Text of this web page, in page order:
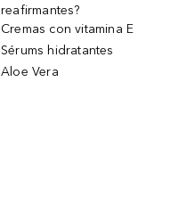
reafirmantes?
Cremas con vitamina E
Sérums hidratantes
Aloe Vera